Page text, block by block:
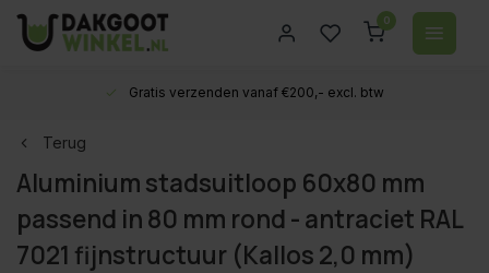
0
Gratis verzenden vanaf €200,- excl. btw
Terug
Aluminium stadsuitloop 60x80 mm
passend in 80 mm rond - antraciet RAL
7021 fijnstructuur (Kallos 2,0 mm)